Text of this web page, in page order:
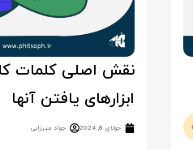
نقش اصلی کلمات
ابزارهای یافتن آنها
جولای 8, 2024 جواد میرزایی